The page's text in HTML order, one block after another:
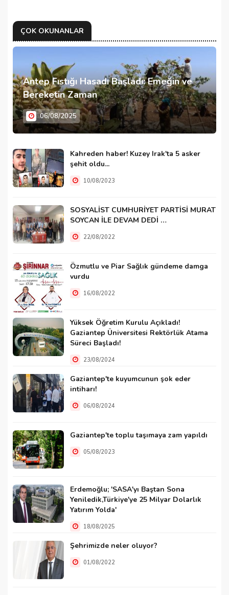
ÇOK OKUNANLAR
Antep Fıstığı Hasadı Başladı: Emeğin ve
Bereketin Zaman
06/08/2025
Kahreden haber! Kuzey Irak'ta 5 asker
şehit oldu...
10/08/2023
SOSYALİST CUMHURİYET PARTİSİ MURAT
SOYCAN İLE DEVAM DEDİ …
22/08/2022
Özmutlu ve Piar Sağlık gündeme damga
vurdu
16/08/2022
Yüksek Öğretim Kurulu Açıkladı!
Gaziantep Üniversitesi Rektörlük Atama
Süreci Başladı!
23/08/2024
Gaziantep'te kuyumcunun şok eder
intiharı!
06/08/2024
Gaziantep'te toplu taşımaya zam yapıldı
05/08/2023
Erdemoğlu; 'SASA'yı Baştan Sona
Yeniledik,Türkiye'ye 25 Milyar Dolarlık
Yatırım Yolda'
18/08/2025
Şehrimizde neler oluyor?
01/08/2022